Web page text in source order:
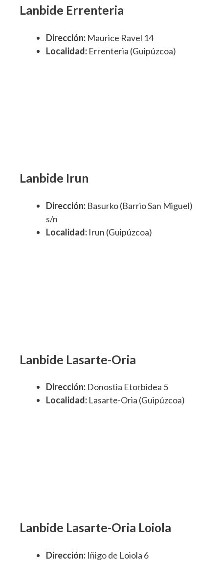
Lanbide Errenteria
Dirección: Maurice Ravel 14
Localidad: Errenteria (Guipúzcoa)
Lanbide Irun
Dirección: Basurko (Barrio San Miguel)
s/n
Localidad: Irun (Guipúzcoa)
Lanbide Lasarte-Oria
Dirección: Donostia Etorbidea 5
Localidad: Lasarte-Oria (Guipúzcoa)
Lanbide Lasarte-Oria Loiola
Dirección: Iñigo de Loiola 6